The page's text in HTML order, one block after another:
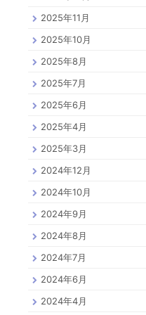
2025年11月
2025年10月
2025年8月
2025年7月
2025年6月
2025年4月
2025年3月
2024年12月
2024年10月
2024年9月
2024年8月
2024年7月
2024年6月
2024年4月